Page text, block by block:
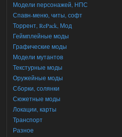
Модели персонажей, НПС
Спавн-меню, читы, софт
Торрент, RePack, Мод
Геймплейные моды
Графические моды
Модели мутантов
Текстурные моды
Оружейные моды
Сборки, солянки
Сюжетные моды
Локации, карты
Транспорт
Разное